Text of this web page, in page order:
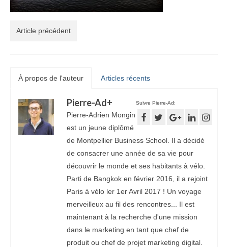
Article précédent
À propos de l'auteur Articles récents
Suivre Pierre-Ad:
Pierre-Ad+
Pierre-Adrien Mongin
est un jeune diplômé
de Montpellier Business School. Il a décidé
de consacrer une année de sa vie pour
découvrir le monde et ses habitants à vélo.
Parti de Bangkok en février 2016, il a rejoint
Paris à vélo ler 1er Avril 2017 ! Un voyage
merveilleux au fil des rencontres... Il est
maintenant à la recherche d'une mission
dans le marketing en tant que chef de
produit ou chef de projet marketing digital.